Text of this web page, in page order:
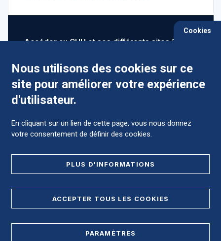
Accéder au CHU et ses différents sites ?
Comment préparer mon hospitalisation ?
PLAN DE SITE
Cookies
Nous utilisons des cookies sur ce
site pour améliorer votre expérience
d'utilisateur.
En cliquant sur un lien de cette page, vous nous donnez
votre consentement de définir des cookies.
PLUS D'INFORMATIONS
ACCEPTER TOUS LES COOKIES
PARAMÈTRES